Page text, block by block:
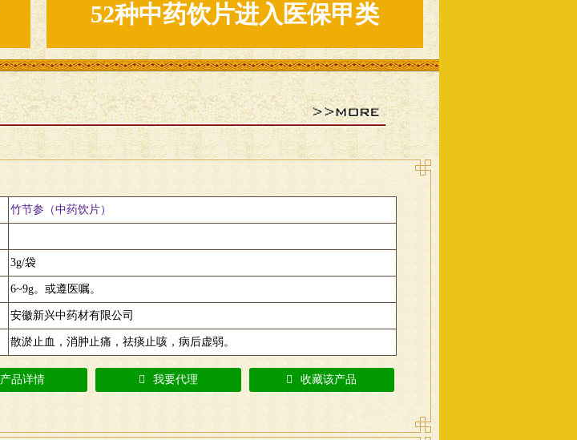
52种中药饮片进入医保甲类
竹节参（中药饮片）
3g/袋
6~9g。或遵医嘱。
安徽新兴中药材有限公司
散淤止血，消肿止痛，祛痰止咳，病后虚弱。
产品详情 我要代理 收藏该产品